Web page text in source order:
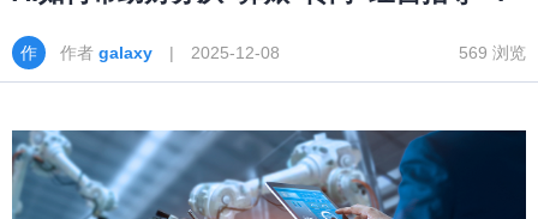
作者 galaxy | 2025-12-08 569 浏览